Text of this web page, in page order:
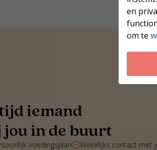
en
om te
iemand
in de buurt
voedingsplan
Wekelijks contact met